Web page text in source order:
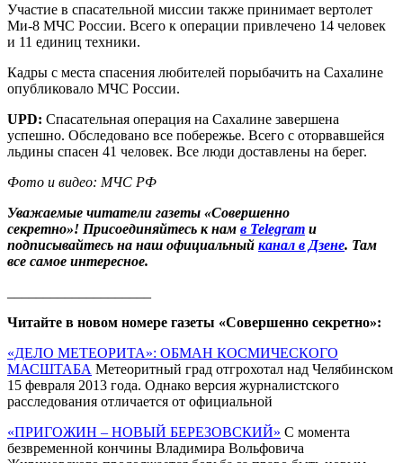
Участие в спасательной миссии также принимает вертолет
Ми-8 МЧС России. Всего к операции привлечено 14 человек
и 11 единиц техники.
Кадры с места спасения любителей порыбачить на Сахалине
опубликовало МЧС России.
UPD: Спасательная операция на Сахалине завершена
успешно. Обследовано все побережье. Всего с оторвавшейся
льдины спасен 41 человек. Все люди доставлены на берег.
Фото и видео: МЧС РФ
Уважаемые читатели газеты «Совершенно
секретно»! Присоединяйтесь к нам в Telegram и
подписывайтесь на наш официальный канал в Дзене. Там
все самое интересное.
Читайте в новом номере газеты «Совершенно секретно»:
«ДЕЛО МЕТЕОРИТА»: ОБМАН КОСМИЧЕСКОГО
МАСШТАБА Метеоритный град отгрохотал над Челябинском
15 февраля 2013 года. Однако версия журналистского
расследования отличается от официальной
«ПРИГОЖИН – НОВЫЙ БЕРЕЗОВСКИЙ» С момента
безвременной кончины Владимира Вольфовича